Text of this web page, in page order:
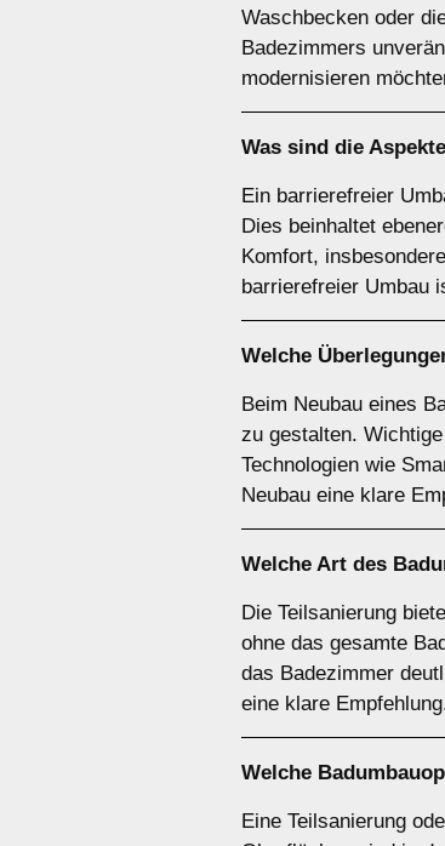
Waschbecken oder
Badezimmers
modernisieren
Was sind die
Ein barrierefreier
Dies beinhaltet
Komfort,
barrierefreier Umbau
Welche
Beim Neubau eines
zu gestalten.
Technologien wie
Neubau eine klare
Welche Art des
Die Teilsanierung
ohne das gesamte
das Badezimmer
eine klare
Welche
Eine Teilsanierung